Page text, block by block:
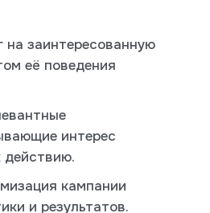
на заинтересованную
её поведения
интерес
кампании
и результатов.